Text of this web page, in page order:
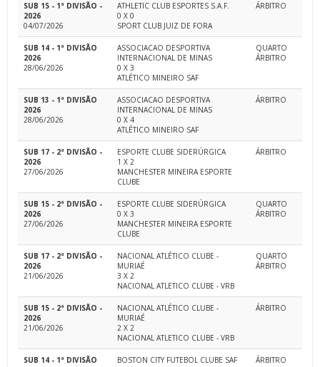
SUB 15 - 1ª DIVISÃO -
2026
04/07/2026
ATHLETIC CLUB ESPORTES S.A.F.
0 X 0
SPORT CLUB JUIZ DE FORA
ÁRBITRO
SUB 14 - 1ª DIVISÃO
2026
28/06/2026
ASSOCIACAO DESPORTIVA
INTERNACIONAL DE MINAS
0 X 3
ATLÉTICO MINEIRO SAF
QUARTO
ÁRBITRO
SUB 13 - 1ª DIVISÃO
2026
28/06/2026
ASSOCIACAO DESPORTIVA
INTERNACIONAL DE MINAS
0 X 4
ATLÉTICO MINEIRO SAF
ÁRBITRO
SUB 17 - 2ª DIVISÃO -
2026
27/06/2026
ESPORTE CLUBE SIDERÚRGICA
1 X 2
MANCHESTER MINEIRA ESPORTE
CLUBE
ÁRBITRO
SUB 15 - 2ª DIVISÃO -
2026
27/06/2026
ESPORTE CLUBE SIDERÚRGICA
0 X 3
MANCHESTER MINEIRA ESPORTE
CLUBE
QUARTO
ÁRBITRO
SUB 17 - 2ª DIVISÃO -
2026
21/06/2026
NACIONAL ATLÉTICO CLUBE -
MURIAÉ
3 X 2
NACIONAL ATLETICO CLUBE - VRB
QUARTO
ÁRBITRO
SUB 15 - 2ª DIVISÃO -
2026
21/06/2026
NACIONAL ATLÉTICO CLUBE -
MURIAÉ
2 X 2
NACIONAL ATLETICO CLUBE - VRB
ÁRBITRO
SUB 14 - 1ª DIVISÃO
BOSTON CITY FUTEBOL CLUBE SAF
ÁRBITRO